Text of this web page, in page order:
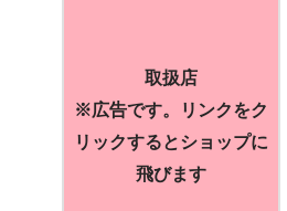
取扱店
※広告です。
リンクをク
リックするとショップに
飛びます